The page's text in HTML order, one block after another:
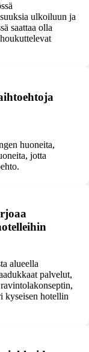
ulkoiluun ja
saattaa olla
huoneita,
jotta
alueella
palvelut,
kyseisen hotellin